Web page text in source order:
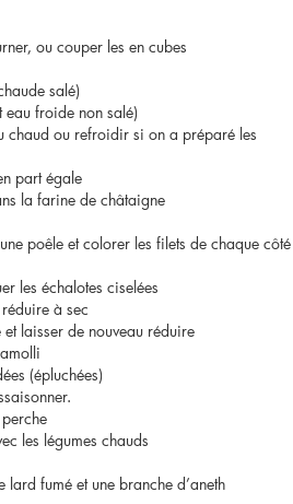
ou couper les en cubes
salé)
eau froide non salé)
chaud ou refroidir si on a préparé les
part égale
la farine de châtaigne
poêle et colorer les filets de chaque côté
les échalotes ciselées
à sec
laisser de nouveau réduire
(épluchées)
les légumes chauds
fumé et une branche d’aneth